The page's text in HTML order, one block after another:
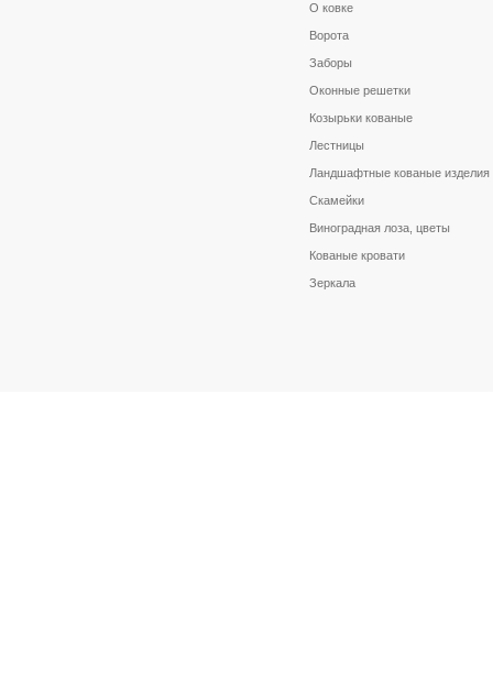
О ковке
Ворота
Заборы
Оконные решетки
Козырьки кованые
Лестницы
Ландшафтные кованые изделия
Скамейки
Виноградная лоза, цветы
Кованые кровати
Зеркала